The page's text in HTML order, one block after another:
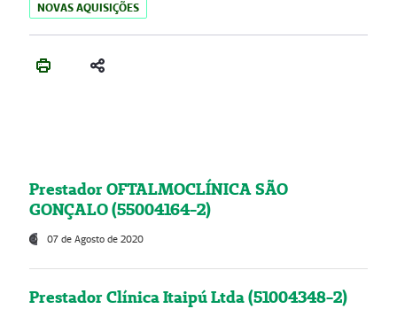
NOVAS AQUISIÇÕES
Prestador OFTALMOCLÍNICA SÃO
GONÇALO (55004164-2)
07 de Agosto de 2020
Prestador Clínica Itaipú Ltda (51004348-2)